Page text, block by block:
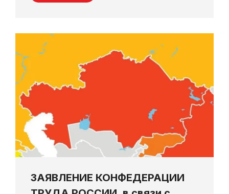
ЗАЯВЛЕНИЕ КОНФЕДЕРАЦИИ